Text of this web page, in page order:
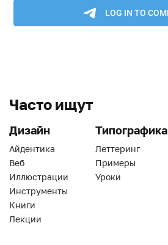
Часто ищут
Дизайн
Айдентика
Веб
Иллюстрации
Инструменты
Книги
Лекции
Типографика
Леттеринг
Примеры
Уроки